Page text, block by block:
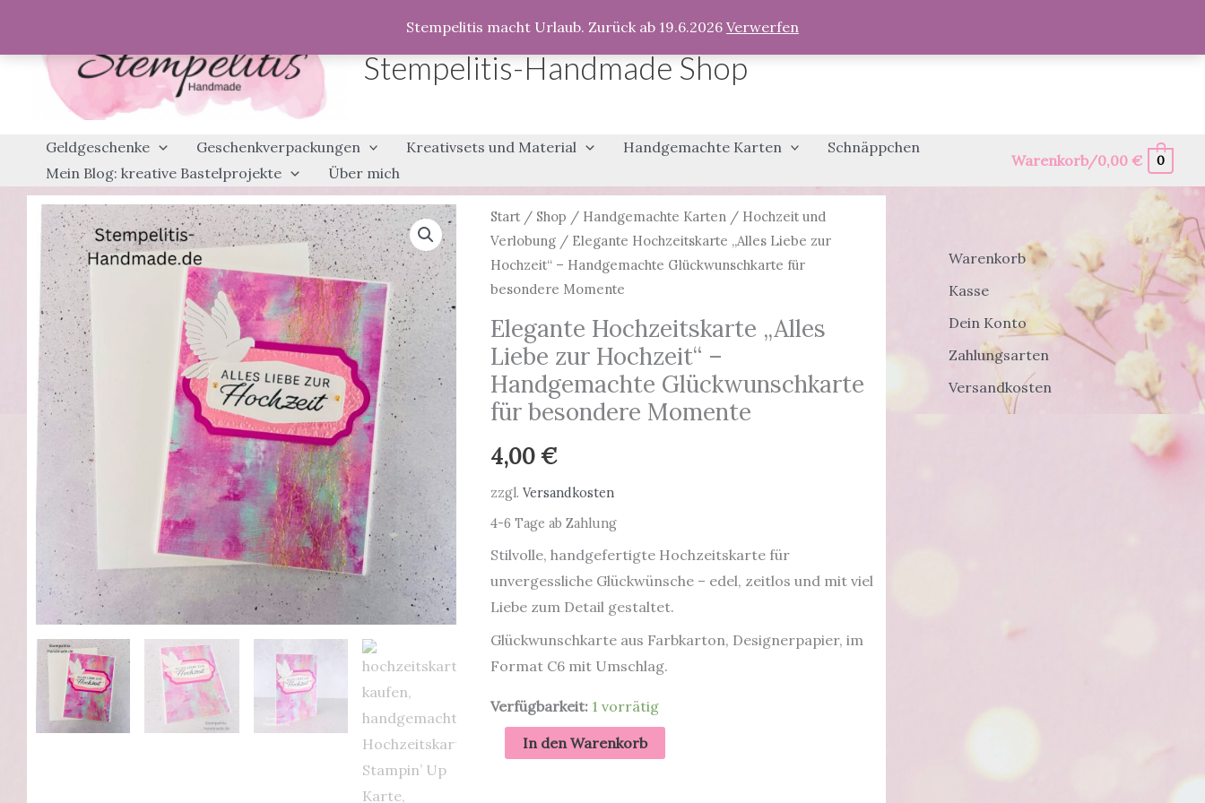
Stempelitis macht Urlaub. Zurück ab 19.6.2026 Verwerfen
springen
Stempelitis-Handmade Shop
Geldgeschenke Geschenkverpackungen Kreativsets und Material Handgemachte Karten
Schnäppchen
Mein Blog: kreative Bastelprojekte
Über mich
Warenkorb/0,00€ 0
Start/ Shop / Handgemachte Karten/ Hochzeit und
Verlobung/ Elegante Hochzeitskarte „Alles Liebe zur
Hochzeit“ – Handgemachte Glückwunschkarte für
besondere Momente
Elegante Hochzeitskarte „Alles
Liebe zur Hochzeit“ –
Handgemachte Glückwunschkarte
für besondere Momente
4,00€
zzgl. Versandkosten
4-6 Tage ab Zahlung
Stilvolle, handgefertigte Hochzeitskarte für
unvergessliche Glückwünsche – edel, zeitlos und mit viel
Liebe zum Detail gestaltet.
Glückwunschkarte aus Farbkarton, Designerpapier, im
Format C6 mit Umschlag.
Verfügbarkeit: 1 vorrätig
Elegante
Hochzeitskarte
In den Warenkorb
Warenkorb
Kasse
Dein Konto
Zahlungsarten
Versandkosten